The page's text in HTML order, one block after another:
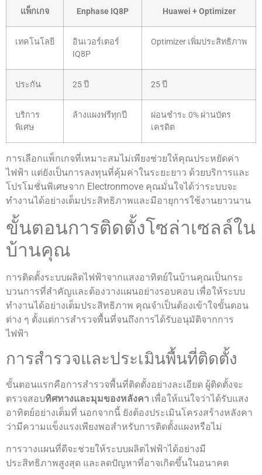
แพ็กเกจ Enphase IQ8P Huawei + Optimizer
เทคโนโลยี
อินเวอร์เตอร์
IQ8P
Optimizer เพิ่มประสิทธิภาพ
ประกัน 25 ปี 25 ปี
บริการ
พิเศษ
ล้างแผงฟรีทุกปี
ผ่อนชำระ 0% ผ่านบัตร
เครดิต
การเลือกแพ็กเกจที่เหมาะสมไม่เพียงช่วยให้คุณประหยัดค่า
ไฟฟ้า แต่ยังเป็นการลงทุนที่คุ้มค่าในระยะยาว ด้วยบริการและ
โปรโมชั่นพิเศษจาก Electronmove คุณมั่นใจได้ว่าระบบจะ
ทำงานได้อย่างเต็มประสิทธิภาพและมีอายุการใช้งานยาวนาน
ขั้นตอนการติดตั้งโซล่าเซลล์ใน
บ้านคุณ
การติดตั้งระบบผลิตไฟฟ้าจากแสงอาทิตย์ในบ้านคุณเป็นกระ
บวนการที่สำคัญและต้องวางแผนอย่างรอบคอบ เพื่อให้ระบบ
ทำงานได้อย่างเต็มประสิทธิภาพ คุณจำเป็นต้องเข้าใจขั้นตอน
ต่าง ๆ ตั้งแต่การสำรวจพื้นที่จนถึงการได้รับอนุมัติจากการ
ไฟฟ้า
การสำรวจและประเมินพื้นที่ติดตั้ง
ขั้นตอนแรกคือการสำรวจพื้นที่ติดตั้งอย่างละเอียด ผู้ติดตั้งจะ
ตรวจสอบทิศทางและมุมของหลังคา เพื่อให้แน่ใจว่าได้รับแสง
อาทิตย์อย่างเต็มที่ นอกจากนี้ ยังต้องประเมินโครงสร้างหลังคา
ว่ามีความแข็งแรงเพียงพอสำหรับการติดตั้งแผงหรือไม่
การวางแผนที่ดีจะช่วยให้ระบบผลิตไฟฟ้าได้อย่างมี
ประสิทธิภาพสูงสุด และลดปัญหาที่อาจเกิดขึ้นในอนาคต